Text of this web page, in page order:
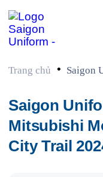
Trang chủ • Saigon
Trail
Saigon
Mitsubishi
City Trail